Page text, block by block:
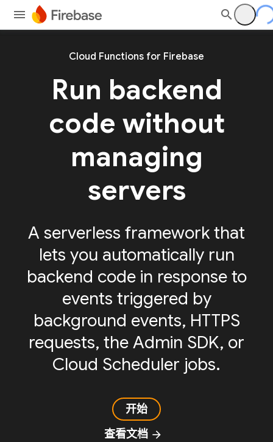
Cloud Functions for Firebase
Run backend
code without
managing
servers
A serverless framework that
lets you automatically run
backend code in response to
events triggered by
background events, HTTPS
requests, the Admin SDK, or
Cloud Scheduler jobs.
开始
查看文档 arrow_forward